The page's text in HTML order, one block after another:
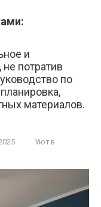
и
потратив
по
материалов.
Уют в